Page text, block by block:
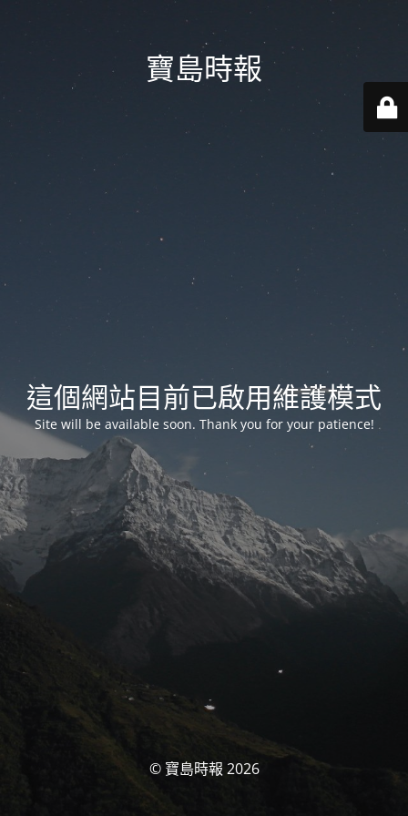
寶島時報
這個網站目前已啟用維護模式
Site will be available soon. Thank you for your patience!
© 寶島時報 2026